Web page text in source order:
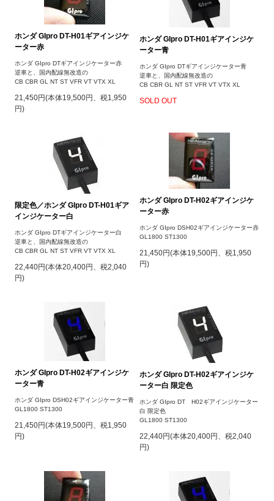
ホンダ GIpro DT-H01ギアインジケ
ーター赤
ホンダ GIpro DTギアインジケーター赤
逆車と、国内配線無改造の
CB CBR GL NT ST VFR VT VTX XL
21,450円(本体19,500円、税1,950
円)
ホンダ GIpro DT-H01ギアインジケ
ーター青
ホンダ GIpro DTギアインジケーター青
逆車と、国内配線無改造の
CB CBR GL NT ST VFR VT VTX XL
SOLD OUT
限定色／ホンダ GIpro DT-H01ギア
インジケーター白
ホンダ GIpro DTギアインジケーター白
逆車と、国内配線無改造の
CB CBR GL NT ST VFR VT VTX XL
22,440円(本体20,400円、税2,040
円)
ホンダ GIpro DT-H02ギアインジケ
ーター赤
ホンダ GIpro DSH02ギアインジケーター赤
GL1800 ST1300
21,450円(本体19,500円、税1,950
円)
ホンダ GIpro DT-H02ギアインジケ
ーター青
ホンダ GIpro DSH02ギアインジケーター青
GL1800 ST1300
21,450円(本体19,500円、税1,950
円)
ホンダ GIpro DT-H02ギアインジケ
ーター白 限定色
ホンダ GIpro DT H02ギアインジケーター
白 限定色
GL1800 ST1300
22,440円(本体20,400円、税2,040
円)